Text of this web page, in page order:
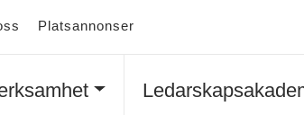
Platsannonser